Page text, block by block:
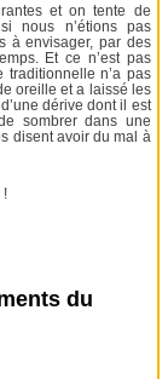
et on tente de
nous n’étions pas
à envisager, par des
Et ce n’est pas
traditionnelle n’a pas
oreille et a laissé les
dérive dont il est
sombrer dans une
disent avoir du mal à
!
du